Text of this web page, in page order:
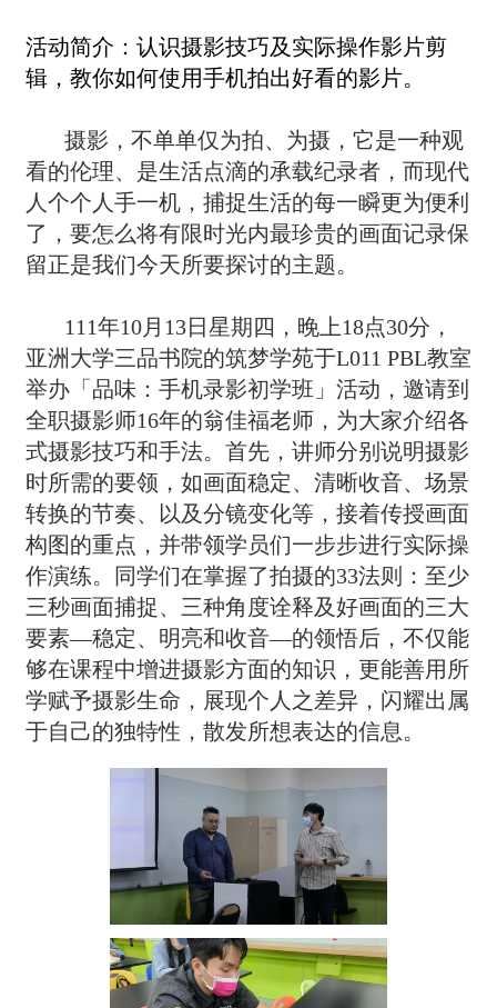
活动简介： 认识摄影技巧及实际操作影片剪
辑，教你如何使用手机拍出好看的影片。
摄影，不单单仅为拍、为摄，它是一种观
看的伦理、是生活点滴的承载纪录者，而现代
人个个人手一机，捕捉生活的每一瞬更为便利
了，要怎么将有限时光内最珍贵的画面记录保
留正是我们今天所要探讨的主题。
111年10月13日星期四，晚上18点30分，
亚洲大学三品书院的筑梦学苑于L011 PBL教室
举办「品味：手机录影初学班」活动，邀请到
全职摄影师16年的翁佳福老师，为大家介绍各
式摄影技巧和手法。首先，讲师分别说明摄影
时所需的要领，如画面稳定、清晰收音、场景
转换的节奏、以及分镜变化等，接着传授画面
构图的重点，并带领学员们一步步进行实际操
作演练。同学们在掌握了拍摄的33法则：至少
三秒画面捕捉、三种角度诠释及好画面的三大
要素—稳定、明亮和收音—的领悟后，不仅能
够在课程中增进摄影方面的知识，更能善用所
学赋予摄影生命，展现个人之差异，闪耀出属
于自己的独特性，散发所想表达的信息。